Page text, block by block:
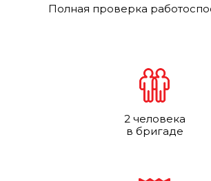
Полная проверка
2 человека
в бригаде